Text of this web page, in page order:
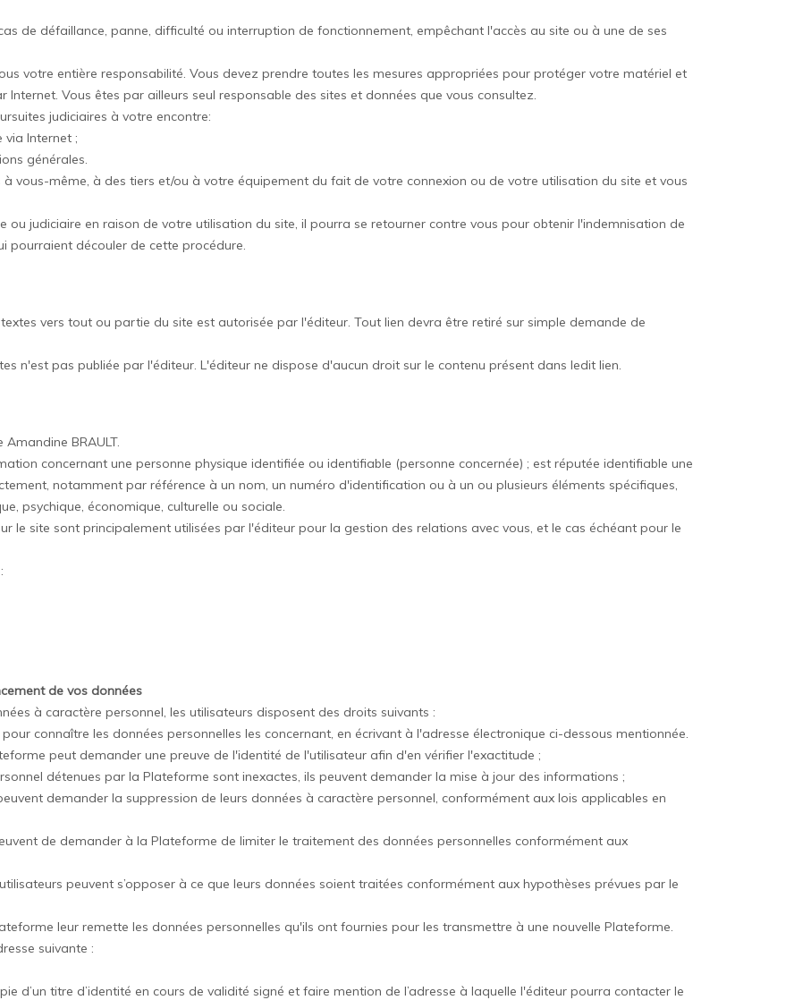
de défaillance, panne, difficulté ou interruption de fonctionnement, empêchant l'accès au site ou à une de ses
votre entière responsabilité. Vous devez prendre toutes les mesures appropriées pour protéger votre matériel et
Vous êtes par ailleurs seul responsable des sites et données que vous consultez.
judiciaires à votre encontre:
Internet ;
générales.
vous-même, à des tiers et/ou à votre équipement du fait de votre connexion ou de votre utilisation du site et vous
judiciaire en raison de votre utilisation du site, il pourra se retourner contre vous pour obtenir l'indemnisation de
pourraient découler de cette procédure.
vers tout ou partie du site est autorisée par l'éditeur. Tout lien devra être retiré sur simple demande de
n'est pas publiée par l'éditeur. L'éditeur ne dispose d'aucun droit sur le contenu présent dans ledit lien.
BRAULT.
concernant une personne physique identifiée ou identifiable (personne concernée) ; est réputée identifiable une
notamment par référence à un nom, un numéro d'identification ou à un ou plusieurs éléments spécifiques,
psychique, économique, culturelle ou sociale.
le site sont principalement utilisées par l'éditeur pour la gestion des relations avec vous, et le cas échéant pour le
de vos données
à caractère personnel, les utilisateurs disposent des droits suivants :
connaître les données personnelles les concernant, en écrivant à l'adresse électronique ci-dessous mentionnée.
peut demander une preuve de l'identité de l'utilisateur afin d'en vérifier l'exactitude ;
détenues par la Plateforme sont inexactes, ils peuvent demander la mise à jour des informations ;
demander la suppression de leurs données à caractère personnel, conformément aux lois applicables en
de demander à la Plateforme de limiter le traitement des données personnelles conformément aux
peuvent s’opposer à ce que leurs données soient traitées conformément aux hypothèses prévues par le
leur remette les données personnelles qu'ils ont fournies pour les transmettre à une nouvelle Plateforme.
suivante :
d’un titre d’identité en cours de validité signé et faire mention de l’adresse à laquelle l'éditeur pourra contacter le